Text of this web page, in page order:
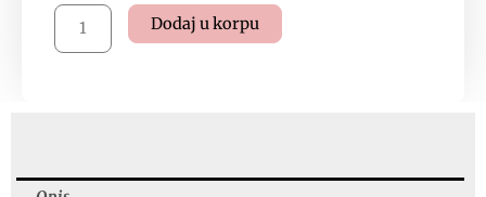
Provitamine
Immuno
šminke,100ml,
Dodaj u korpu